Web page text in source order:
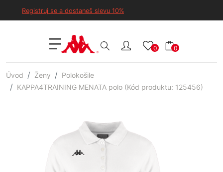
Registruj se a dostaneš slevu 10%
0 0
Úvod Ženy
Polokošile
KAPPA4TRAINING MENATA polo (Kód produktu: 125456)